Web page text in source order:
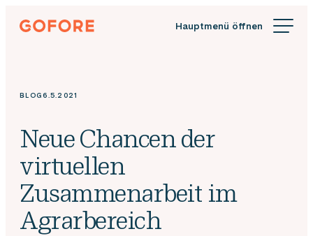
Zum
Inhalt
Gofore
in
BLOG6.5.2021
Neue Chancen der
virtuellen
Zusammenarbeit im
Agrarbereich